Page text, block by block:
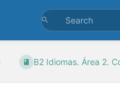
B2 Idiomas. Área 2.